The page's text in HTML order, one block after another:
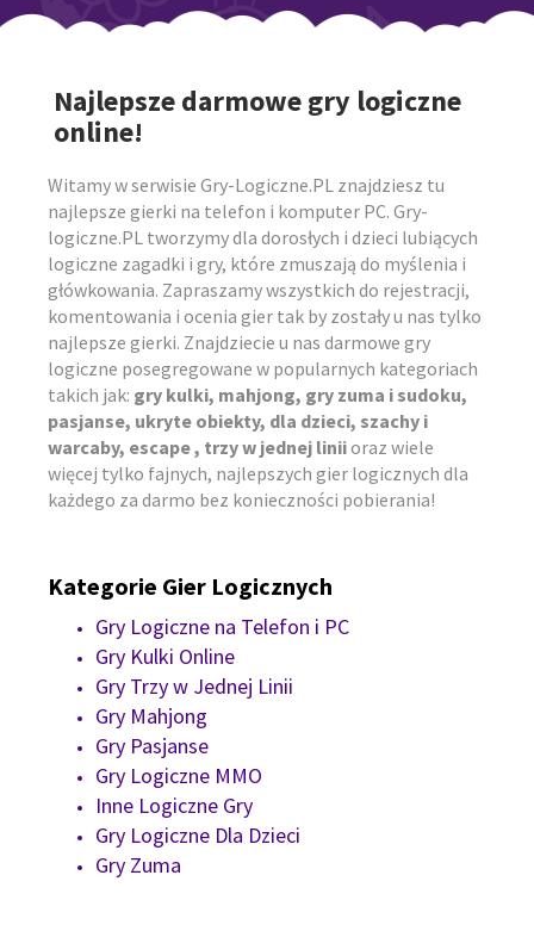
Najlepsze darmowe gry logiczne
online!
Witamy w serwisie Gry-Logiczne.PL znajdziesz tu
najlepsze gierki na telefon i komputer PC. Gry-
logiczne.PL tworzymy dla dorosłych i dzieci lubiących
logiczne zagadki i gry, które zmuszają do myślenia i
główkowania. Zapraszamy wszystkich do rejestracji,
komentowania i ocenia gier tak by zostały u nas tylko
najlepsze gierki. Znajdziecie u nas darmowe gry
logiczne posegregowane w popularnych kategoriach
takich jak: gry kulki, mahjong, gry zuma i sudoku,
pasjanse, ukryte obiekty, dla dzieci, szachy i
warcaby, escape , trzy w jednej liniioraz wiele
więcej tylko fajnych, najlepszych gier logicznych dla
każdego za darmo bez konieczności pobierania!
Kategorie Gier Logicznych
Gry Logiczne na Telefon i PC
Gry Kulki Online
Gry Trzy w Jednej Linii
Gry Mahjong
Gry Pasjanse
Gry Logiczne MMO
Inne Logiczne Gry
Gry Logiczne Dla Dzieci
Gry Zuma